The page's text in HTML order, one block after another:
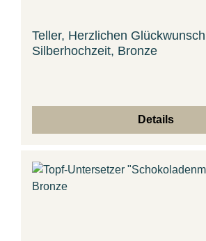
Teller, Herzlichen
Silberhochzeit, Bronze
Details